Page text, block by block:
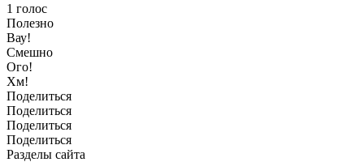
1 голос
Полезно
Вау!
Смешно
Ого!
Хм!
Поделиться
Поделиться
Поделиться
Поделиться
Разделы сайта